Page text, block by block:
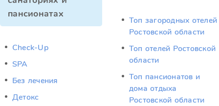
пансионатах
Check-Up
SPA
Без лечения
Детокс
Топ загородных отелей
Ростовской области
Топ отелей Ростовской
области
Топ пансионатов и
дома отдыха
Ростовской области